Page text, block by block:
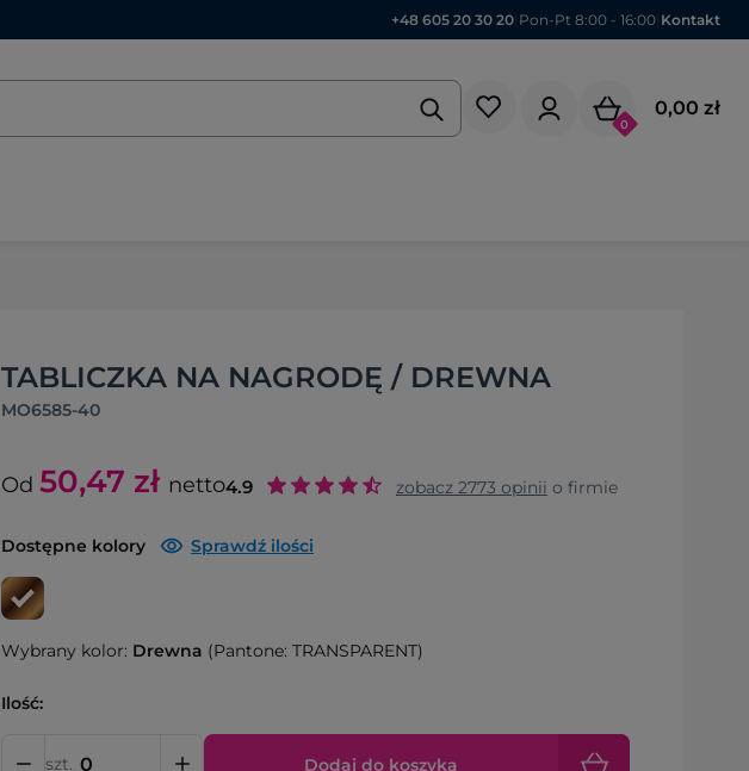
+48 605 20 30 20 Pon-Pt 8:00 - 16:00 Kontakt
0
0,00 zł
TABLICZKA NA NAGRODĘ / DREWNA
MO6585-40
Od 50,47 zł netto4.9 zobacz 2773 opinii o firmie
Dostępne kolory Sprawdź ilości
Wybrany kolor: Drewna (Pantone: TRANSPARENT)
Ilość:
szt. Dodaj do koszyka